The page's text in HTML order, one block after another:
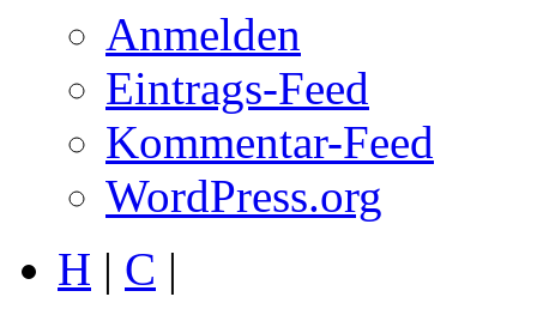
Anmelden
Eintrags-Feed
Kommentar-Feed
WordPress.org
H | C |